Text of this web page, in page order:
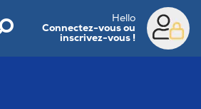
Hello
Connectez-vous ou
inscrivez-vous !